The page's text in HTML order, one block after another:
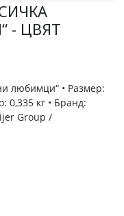
- ЦВЯТ
любимци“ • Размер:
0,335 кг • Бранд:
Group /